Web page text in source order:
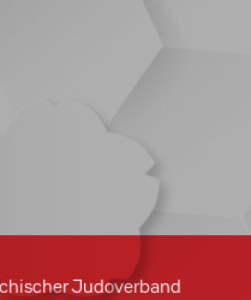
Judoverband